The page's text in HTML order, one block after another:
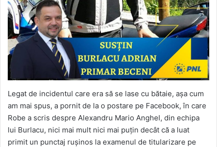
Legat de incidentul care era să se lase cu bătaie, așa cum
am mai spus, a pornit de la o postare pe Facebook, în care
Robe a scris despre Alexandru Mario Anghel, din echipa
lui Burlacu, nici mai mult nici mai puțin decât că a luat
primit un punctaj rușinos la examenul de titularizare pe